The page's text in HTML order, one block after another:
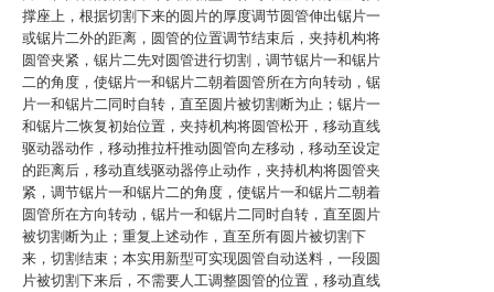
撑座上，根据切割下来的圆片的厚度调节圆管伸出锯片一
或锯片二外的距离，圆管的位置调节结束后，夹持机构将
圆管夹紧，锯片二先对圆管进行切割，调节锯片一和锯片
二的角度，使锯片一和锯片二朝着圆管所在方向转动，锯
片一和锯片二同时自转，直至圆片被切割断为止；锯片一
和锯片二恢复初始位置，夹持机构将圆管松开，移动直线
驱动器动作，移动推拉杆推动圆管向左移动，移动至设定
的距离后，移动直线驱动器停止动作，夹持机构将圆管夹
紧，调节锯片一和锯片二的角度，使锯片一和锯片二朝着
圆管所在方向转动，锯片一和锯片二同时自转，直至圆片
被切割断为止；重复上述动作，直至所有圆片被切割下
来，切割结束；本实用新型可实现圆管自动送料，一段圆
片被切割下来后，不需要人工调整圆管的位置，移动直线